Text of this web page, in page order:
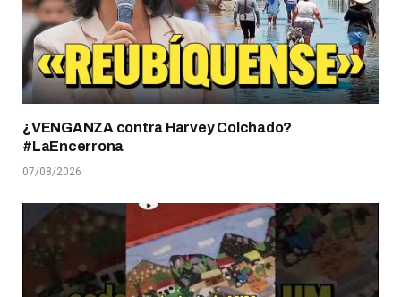
¿VENGANZA contra Harvey Colchado?
#LaEncerrona
07/08/2026